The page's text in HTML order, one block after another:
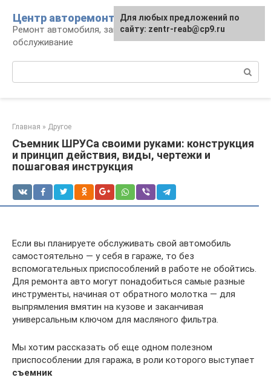
контенту
Центр авторемонта
Ремонт автомобиля, запчасти и
обслуживание
Главная » Другое
Съемник ШРУСа своими руками: конструкция
и принцип действия, виды, чертежи и
пошаговая инструкция
Если вы планируете обслуживать свой автомобиль
самостоятельно — у себя в гараже, то без
вспомогательных приспособлений в работе не обойтись.
Для ремонта авто могут понадобиться самые разные
инструменты, начиная от обратного молотка — для
выпрямления вмятин на кузове и заканчивая
универсальным ключом для масляного фильтра.
Мы хотим рассказать об еще одном полезном
приспособлении для гаража, в роли которого выступает
съемник
Для любых предложений по
сайту: zentr-reab@cp9.ru